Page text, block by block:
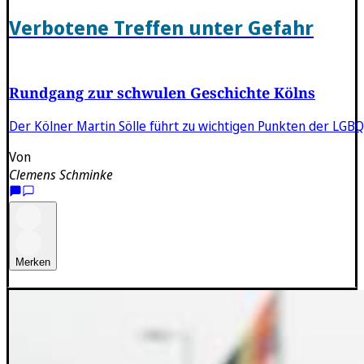
Verbotene Treffen unter Gefahr
Rundgang zur schwulen Geschichte Kölns
Der Kölner Martin Sölle führt zu wichtigen Punkten der
Von
Clemens Schminke
Merken